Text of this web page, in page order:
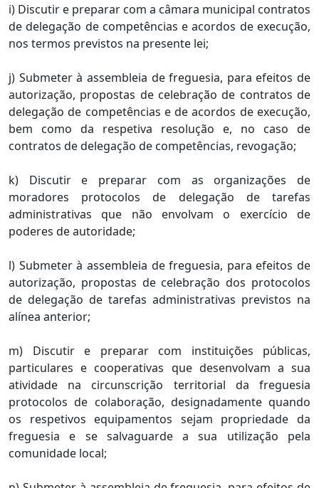
i) Discutir e preparar com a câmara municipal contratos
de delegação de competências e acordos de execução,
nos termos previstos na presente lei;
j) Submeter à assembleia de freguesia, para efeitos de
autorização, propostas de celebração de contratos de
delegação de competências e de acordos de execução,
bem como da respetiva resolução e, no caso de
contratos de delegação de competências, revogação;
k) Discutir e preparar com as organizações de
moradores protocolos de delegação de tarefas
administrativas que não envolvam o exercício de
poderes de autoridade;
l) Submeter à assembleia de freguesia, para efeitos de
autorização, propostas de celebração dos protocolos
de delegação de tarefas administrativas previstos na
alínea anterior;
m) Discutir e preparar com instituições públicas,
particulares e cooperativas que desenvolvam a sua
atividade na circunscrição territorial da freguesia
protocolos de colaboração, designadamente quando
os respetivos equipamentos sejam propriedade da
freguesia e se salvaguarde a sua utilização pela
comunidade local;